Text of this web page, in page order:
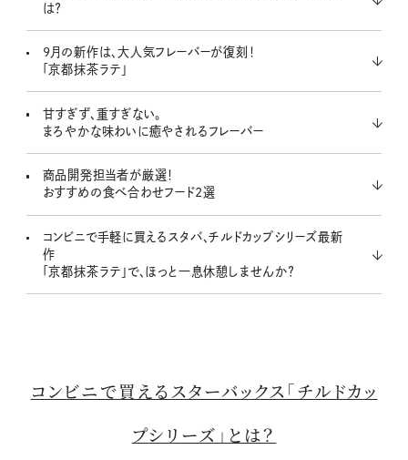
は？
9月の新作は、大人気フレーバーが復刻！
「京都抹茶ラテ」
甘すぎず、重すぎない。
まろやかな味わいに癒やされるフレーバー
商品開発担当者が厳選！
おすすめの食べ合わせフード2選
コンビニで手軽に買えるスタバ、チルドカップシリーズ最新
作
「京都抹茶ラテ」で、ほっと一息休憩しませんか？
コンビニで買えるスターバックス「チルドカッ
プシリーズ」とは？